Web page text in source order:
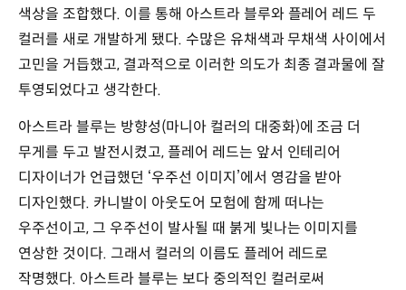
색상을 조합했다. 이를 통해 아스트라 블루와 플레어 레드 두
컬러를 새로 개발하게 됐다. 수많은 유채색과 무채색 사이에서
고민을 거듭했고, 결과적으로 이러한 의도가 최종 결과물에 잘
투영되었다고 생각한다.
아스트라 블루는 방향성(마니아 컬러의 대중화)에 조금 더
무게를 두고 발전시켰고, 플레어 레드는 앞서 인테리어
디자이너가 언급했던 ‘우주선 이미지’에서 영감을 받아
디자인했다. 카니발이 아웃도어 모험에 함께 떠나는
우주선이고, 그 우주선이 발사될 때 붉게 빛나는 이미지를
연상한 것이다. 그래서 컬러의 이름도 플레어 레드로
작명했다. 아스트라 블루는 보다 중의적인 컬러로써